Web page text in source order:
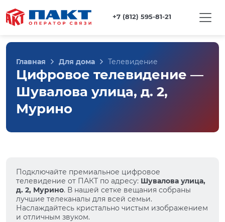
+7 (812) 595-81-21
Главная Для дома Телевидение
Цифровое телевидение —
Шувалова улица, д. 2,
Мурино
Подключайте премиальное цифровое
телевидение от ПАКТ по адресу: Шувалова улица,
д. 2, Мурино. В нашей сетке вещания собраны
лучшие телеканалы для всей семьи.
Наслаждайтесь кристально чистым изображением
и отличным звуком.